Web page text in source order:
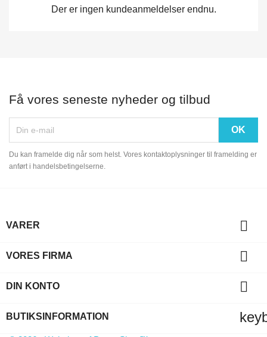
Der er ingen kundeanmeldelser endnu.
Få vores seneste nyheder og tilbud
Du kan framelde dig når som helst. Vores kontaktoplysninger til framelding er
anført i handelsbetingelserne.
VARER 
VORES FIRMA 
DIN KONTO 
BUTIKSINFORMATION